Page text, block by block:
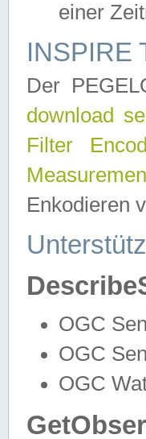
einer
INSPIRE
Der
download
Filter
Enkodieren
OGC
OGC
OGC